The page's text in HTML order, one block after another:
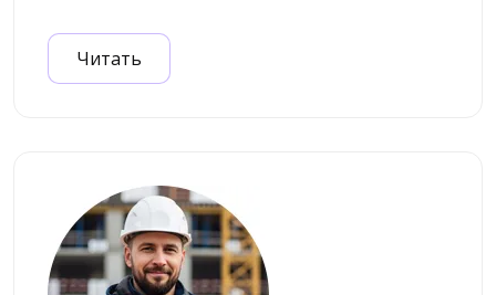
Читать